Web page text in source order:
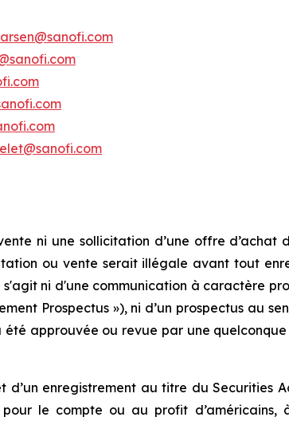
ni une sollicitation d’une offre
ou vente serait illégale avant tout
ni d'une communication à caractère
Prospectus »), ni d’un prospectus au
approuvée ou revue par une
d’un enregistrement au titre du
le compte ou au profit d’américains,